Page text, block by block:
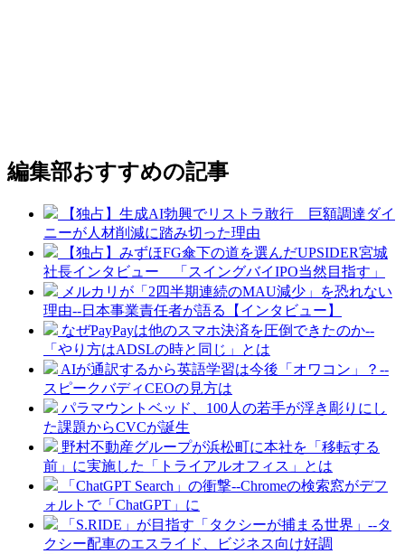
編集部おすすめの記事
【独占】生成AI勃興でリストラ敢行 巨額調達ダイ
ニーが人材削減に踏み切った理由
【独占】みずほFG傘下の道を選んだUPSIDER宮城
社長インタビュー 「スイングバイIPO当然目指す」
メルカリが「2四半期連続のMAU減少」を恐れない
理由--日本事業責任者が語る【インタビュー】
なぜPayPayは他のスマホ決済を圧倒できたのか--
「やり方はADSLの時と同じ」とは
AIが通訳するから英語学習は今後「オワコン」？--
スピークバディCEOの見方は
パラマウントベッド、100人の若手が浮き彫りにし
た課題からCVCが誕生
野村不動産グループが浜松町に本社を「移転する
前」に実施した「トライアルオフィス」とは
「ChatGPT Search」の衝撃--Chromeの検索窓がデフ
ォルトで「ChatGPT」に
「S.RIDE」が目指す「タクシーが捕まる世界」--タ
クシー配車のエスライド、ビジネス向け好調